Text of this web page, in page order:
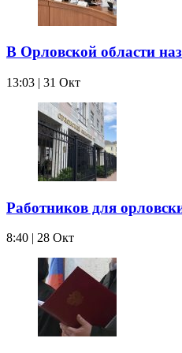
В Орловской области
13:03 | 31 Окт
Работников для
8:40 | 28 Окт